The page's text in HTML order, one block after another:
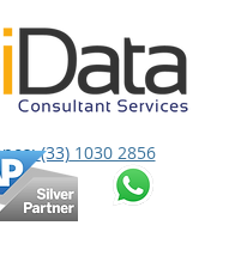
(33)1030 2856